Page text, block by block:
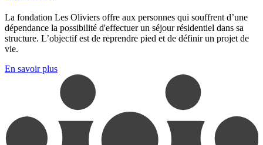
La fondation Les Oliviers offre aux personnes qui souffrent d’une
dépendance la possibilité d'effectuer un séjour résidentiel dans sa
structure. L’objectif est de reprendre pied et de définir un projet de
vie.
En savoir plus